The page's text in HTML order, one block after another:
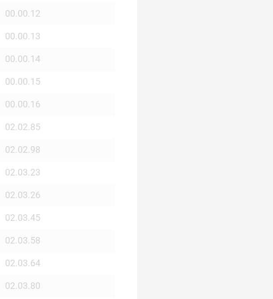
00.00.12
00.00.13
00.00.14
00.00.15
00.00.16
02.02.85
02.02.98
02.03.23
02.03.26
02.03.45
02.03.58
02.03.64
02.03.80